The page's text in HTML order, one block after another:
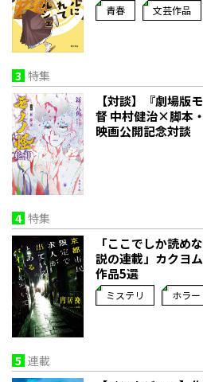
青春 文芸作品
3 特集
【対談】『劇場版
督 中村健治×脚本
映画公開記念対談
4 特集
「ここでしか読め
説の連載」――カク
作品5選
ミステリ ホラー
5 連載